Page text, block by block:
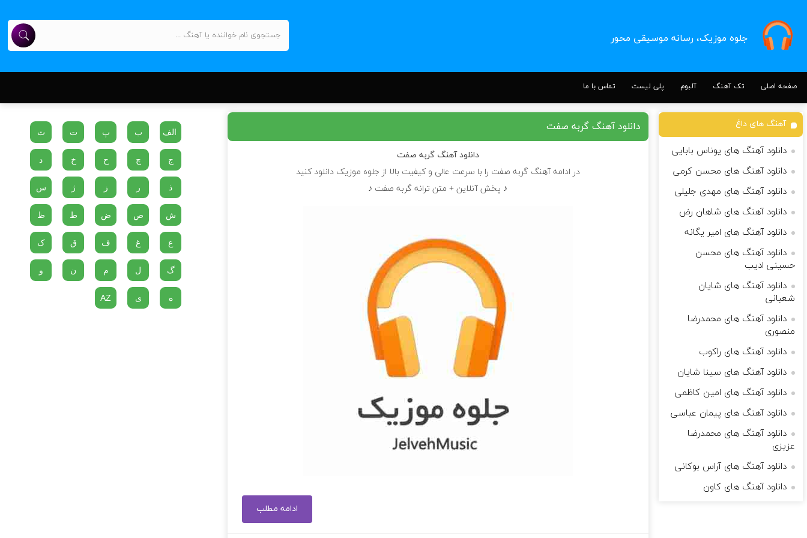
جلوه موزیک، رسانه موسیقی محور
صفحه اصلی تک آهنگ آلبوم پلی لیست تماس با ما
دانلود آهنگ گربه صفت
دانلود آهنگ گربه صفت
در ادامه آهنگ گربه صفت را با سرعت عالی و کیفیت بالا از جلوه موزیک دانلود کنید
♪ پخش آنلاین + متن ترانه گربه صفت ♪
ادامه مطلب
آهنگ های داغ
دانلود آهنگ های یوناس بابایی
دانلود آهنگ های محسن کرمی
دانلود آهنگ های مهدی جلیلی
دانلود آهنگ های شاهان رض
دانلود آهنگ های امیر یگانه
دانلود آهنگ های محسن
حسینی ادیب
دانلود آهنگ های شایان
شعبانی
دانلود آهنگ های محمدرضا
منصوری
دانلود آهنگ های راکوب
دانلود آهنگ های سینا شایان
دانلود آهنگ های امین کاظمی
دانلود آهنگ های پیمان عباسی
دانلود آهنگ های محمدرضا
عزیزی
دانلود آهنگ های آراس بوکانی
دانلود آهنگ های کاون
الف ب پ ت ث
ج چ ح خ د
ذ ر ز ژ س
ش ص ض ط ظ
ع غ ف ق ک
گ ل م ن و
ه ی AZ